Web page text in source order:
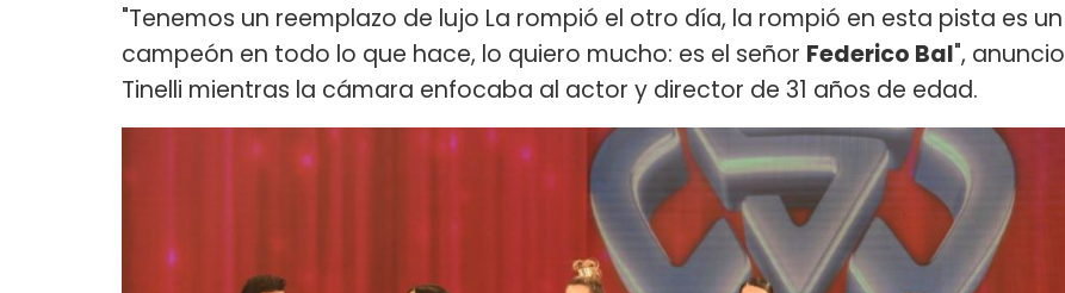
"Tenemos un reemplazo de lujo La rompió el otro día, la rompió en esta pista es un
campeón en todo lo que hace, lo quiero mucho: es el señor Federico Bal", anuncio
Tinelli mientras la cámara enfocaba al actor y director de 31 años de edad.